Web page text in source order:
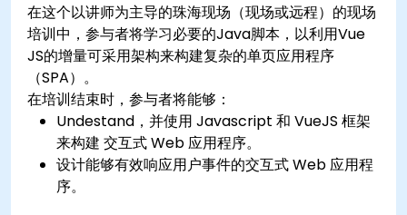
在这个以讲师为主导的珠海现场（现场或远程）的现场
培训中，参与者将学习必要的Java脚本，以利用Vue
JS的增量可采用架构来构建复杂的单页应用程序
（SPA）。
在培训结束时，参与者将能够：
Undestand，并使用 Javascript 和 VueJS 框架
来构建 交互式 Web 应用程序。
设计能够有效响应用户事件的交互式 Web 应用程
序。